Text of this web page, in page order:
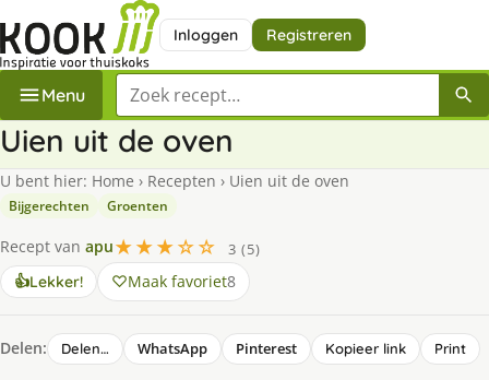
Inloggen Registreren
Menu Zoek een recept
Uien uit de oven
U bent hier: Home › Recepten › Uien uit de oven
Bijgerechten Groenten
Recept van apu★★★☆☆
3 (5)
👍Lekker! Maak favoriet8
Delen: Delen… WhatsApp Pinterest Kopieer link Print